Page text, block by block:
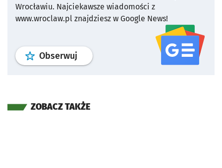
Wrocławiu. Najciekawsze wiadomości z
www.wroclaw.pl znajdziesz w Google News!
Obserwuj profil serwisu
ZOBACZ TAKŻE